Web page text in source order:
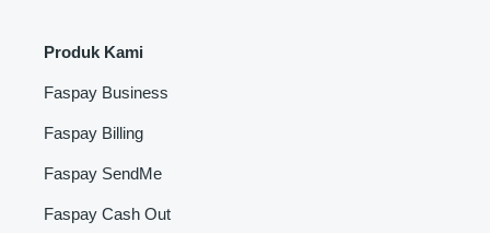
Produk Kami
Faspay Business
Faspay Billing
Faspay SendMe
Faspay Cash Out